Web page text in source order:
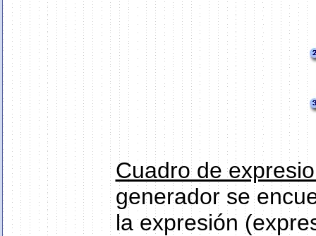
Cuadro de
generador se
la expresión